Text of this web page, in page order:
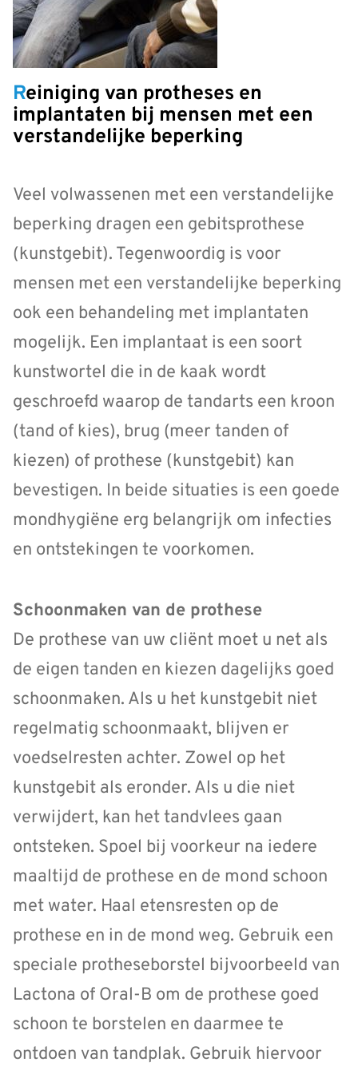
Reiniging van protheses en
implantaten bij mensen met een
verstandelijke beperking
Veel volwassenen met een verstandelijke
beperking dragen een gebitsprothese
(kunstgebit). Tegenwoordig is voor
mensen met een verstandelijke beperking
ook een behandeling met implantaten
mogelijk. Een implantaat is een soort
kunstwortel die in de kaak wordt
geschroefd waarop de tandarts een kroon
(tand of kies), brug (meer tanden of
kiezen) of prothese (kunstgebit) kan
bevestigen. In beide situaties is een goede
mondhygiëne erg belangrijk om infecties
en ontstekingen te voorkomen.
Schoonmaken van de prothese
De prothese van uw cliënt moet u net als
de eigen tanden en kiezen dagelijks goed
schoonmaken. Als u het kunstgebit niet
regelmatig schoonmaakt, blijven er
voedselresten achter. Zowel op het
kunstgebit als eronder. Als u die niet
verwijdert, kan het tandvlees gaan
ontsteken. Spoel bij voorkeur na iedere
maaltijd de prothese en de mond schoon
met water. Haal etensresten op de
prothese en in de mond weg. Gebruik een
speciale protheseborstel bijvoorbeeld van
Lactona of Oral-B om de prothese goed
schoon te borstelen en daarmee te
ontdoen van tandplak. Gebruik hiervoor